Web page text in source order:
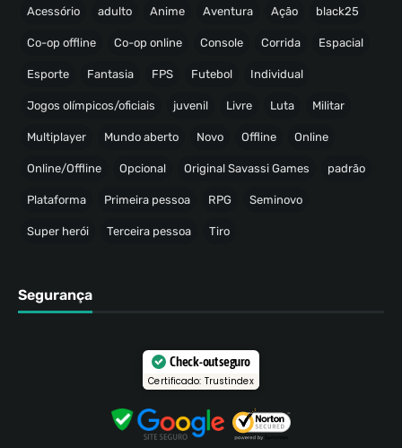
Acessório adulto Anime Aventura Ação black25
Co-op offline Co-op online Console Corrida Espacial
Esporte Fantasia FPS Futebol Individual
Jogos olímpicos/oficiais juvenil Livre Luta Militar
Multiplayer Mundo aberto Novo Offline Online
Online/Offline Opcional Original Savassi Games padrão
Plataforma Primeira pessoa RPG Seminovo
Super herói Terceira pessoa Tiro
Segurança
Check-out seguro
Certificado: Trustindex